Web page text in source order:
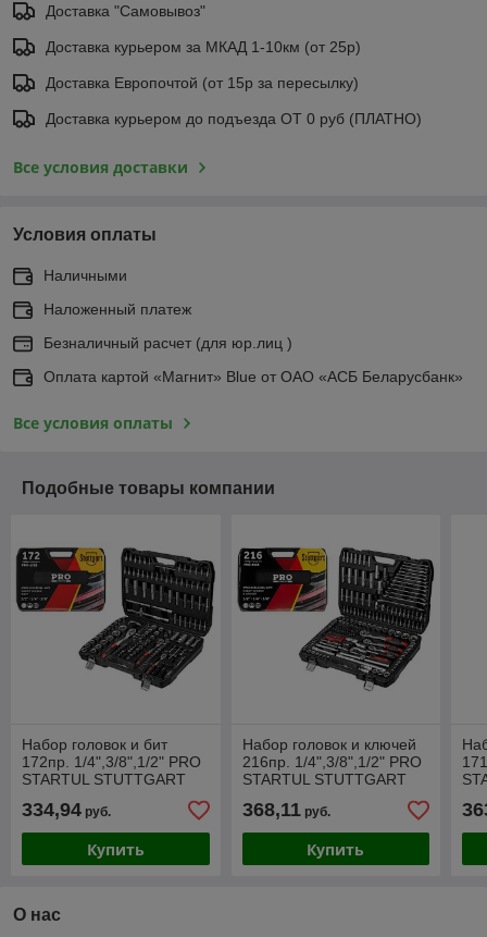
Доставка "Самовывоз"
Доставка курьером за МКАД 1-10км (от 25р)
Доставка Европочтой (от 15р за пересылку)
Доставка курьером до подъезда ОТ 0 руб (ПЛАТНО)
Все условия доставки
Условия оплаты
Наличными
Наложенный платеж
Безналичный расчет (для юр.лиц )
Оплата картой «Магнит» Blue от ОАО «АСБ Беларусбанк»
Все условия оплаты
Подобные товары компании
Набор головок и бит
172пр. 1/4",3/8",1/2" PRO
STARTUL STUTTGART
334,94 руб.
Купить
Набор головок и ключей
216пр. 1/4",3/8",1/2" PRO
STARTUL STUTTGART
368,11руб.
Купить
О нас